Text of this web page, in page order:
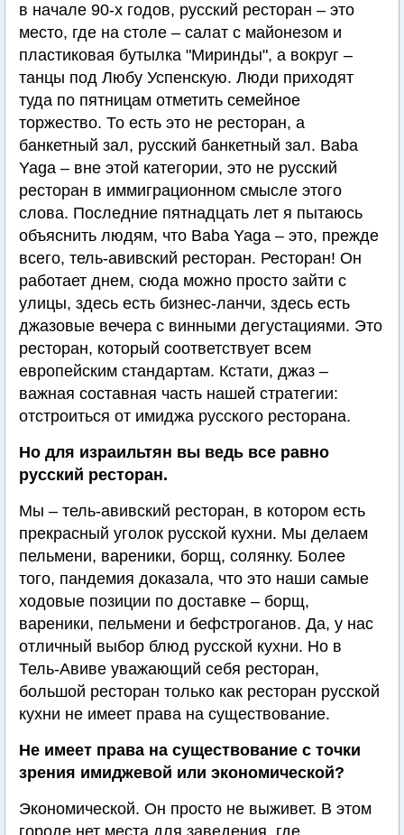
в начале 90-х годов, русский ресторан – это
место, где на столе – салат с майонезом и
пластиковая бутылка "Миринды", а вокруг –
танцы под Любу Успенскую. Люди приходят
туда по пятницам отметить семейное
торжество. То есть это не ресторан, а
банкетный зал, русский банкетный зал. Baba
Yaga – вне этой категории, это не русский
ресторан в иммиграционном смысле этого
слова. Последние пятнадцать лет я пытаюсь
объяснить людям, что Baba Yaga – это, прежде
всего, тель-авивский ресторан. Ресторан! Он
работает днем, сюда можно просто зайти с
улицы, здесь есть бизнес-ланчи, здесь есть
джазовые вечера с винными дегустациями. Это
ресторан, который соответствует всем
европейским стандартам. Кстати, джаз –
важная составная часть нашей стратегии:
отстроиться от имиджа русского ресторана.
Но для израильтян вы ведь все равно
русский ресторан.
Мы – тель-авивский ресторан, в котором есть
прекрасный уголок русской кухни. Мы делаем
пельмени, вареники, борщ, солянку. Более
того, пандемия доказала, что это наши самые
ходовые позиции по доставке – борщ,
вареники, пельмени и бефстроганов. Да, у нас
отличный выбор блюд русской кухни. Но в
Тель-Авиве уважающий себя ресторан,
большой ресторан только как ресторан русской
кухни не имеет права на существование.
Не имеет права на существование с точки
зрения имиджевой или экономической?
Экономической. Он просто не выживет. В этом
городе нет места для заведения, где